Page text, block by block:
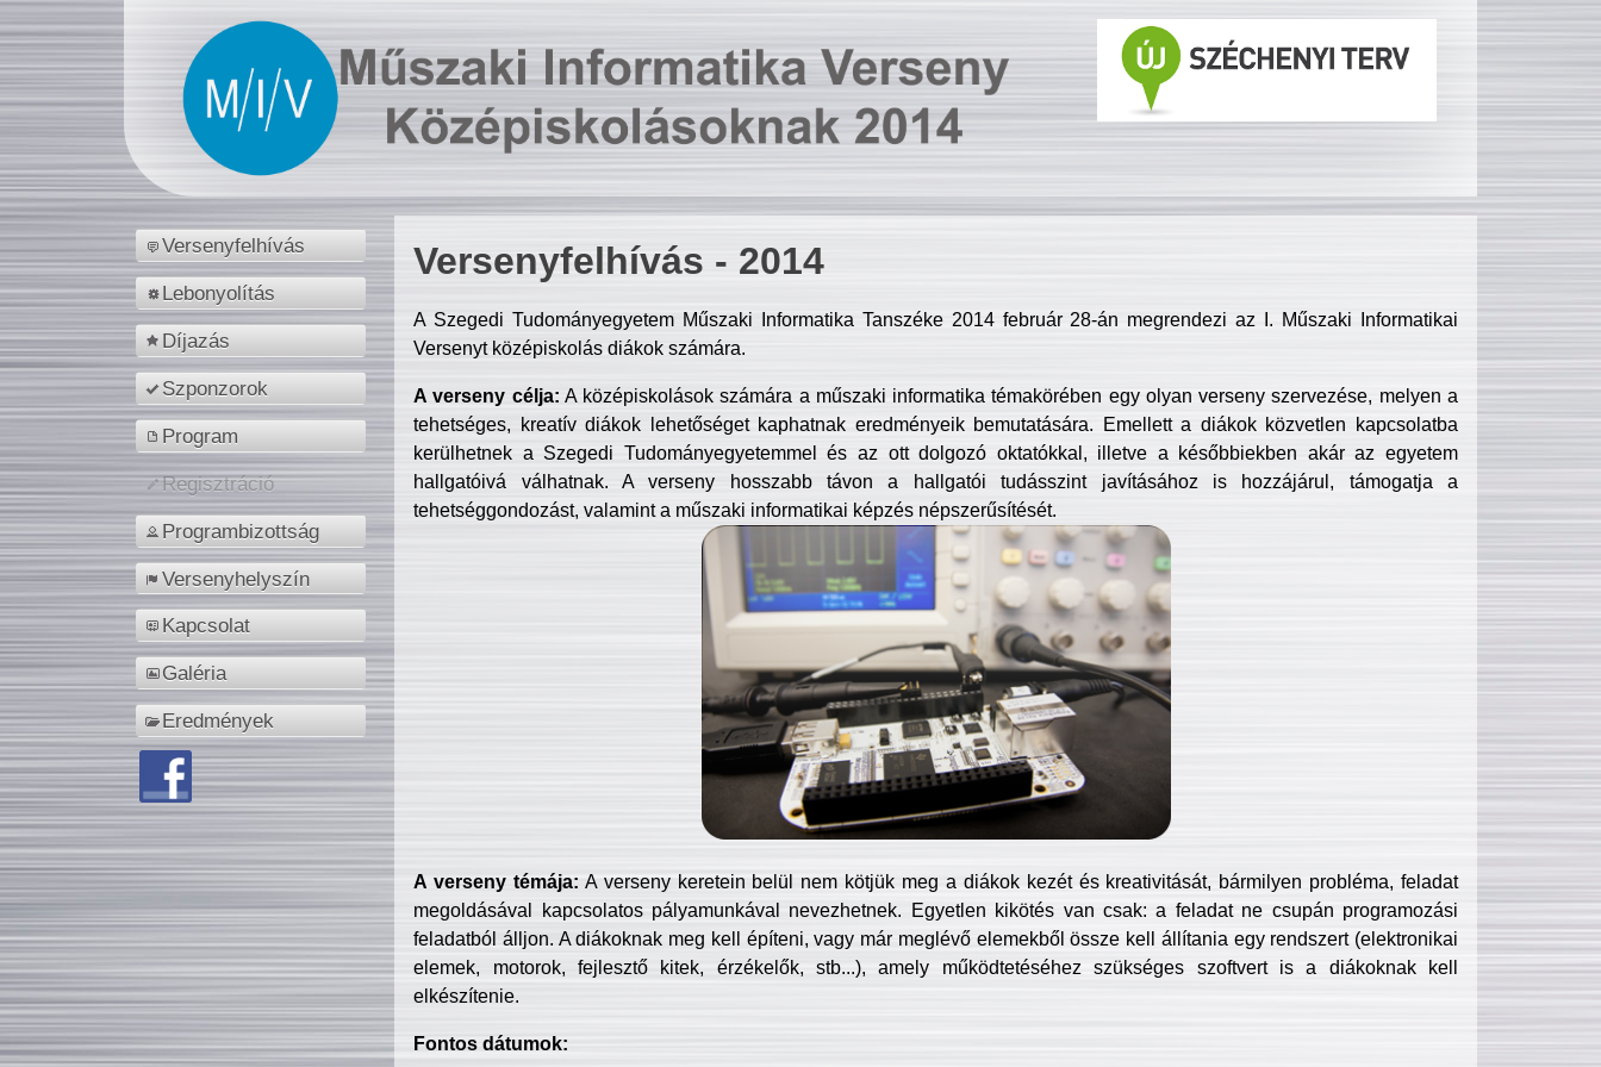
Versenyfelhívás
Lebonyolítás
Díjazás
Szponzorok
Program
Regisztráció
Programbizottság
Versenyhelyszín
Kapcsolat
Galéria
Eredmények
Versenyfelhívás - 2014
A Szegedi Tudományegyetem Műszaki Informatika Tanszéke 2014 február 28-án megrendezi az I. Műszaki Informatikai
Versenyt középiskolás diákok számára.
A verseny célja: A középiskolások számára a műszaki informatika témakörében egy olyan verseny szervezése, melyen a
tehetséges, kreatív diákok lehetőséget kaphatnak eredményeik bemutatására. Emellett a diákok közvetlen kapcsolatba
kerülhetnek a Szegedi Tudományegyetemmel és az ott dolgozó oktatókkal, illetve a későbbiekben akár az egyetem
hallgatóivá válhatnak. A verseny hosszabb távon a hallgatói tudásszint javításához is hozzájárul, támogatja a
tehetséggondozást, valamint a műszaki informatikai képzés népszerűsítését.
A verseny témája: A verseny keretein belül nem kötjük meg a diákok kezét és kreativitását, bármilyen probléma, feladat
megoldásával kapcsolatos pályamunkával nevezhetnek. Egyetlen kikötés van csak: a feladat ne csupán programozási
feladatból álljon. A diákoknak meg kell építeni, vagy már meglévő elemekből össze kell állítania egy rendszert (elektronikai
elemek, motorok, fejlesztő kitek, érzékelők, stb...), amely működtetéséhez szükséges szoftvert is a diákoknak kell
elkészítenie.
Fontos dátumok: